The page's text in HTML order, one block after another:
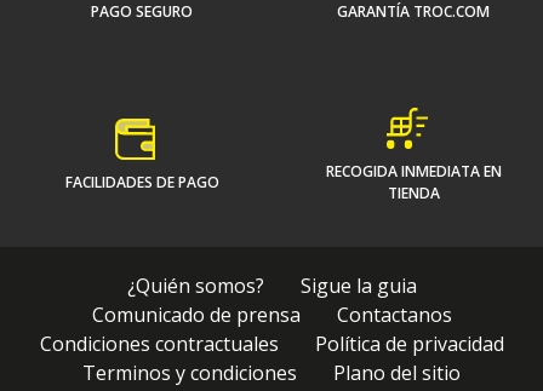
PAGO SEGURO GARANTÍA TROC.COM
FACILIDADES DE PAGO
RECOGIDA INMEDIATA EN
TIENDA
¿Quién somos?
Sigue la guia
Comunicado de prensa
Contactanos
Condiciones contractuales
Política de privacidad
Terminos y condiciones
Plano del sitio